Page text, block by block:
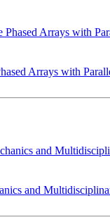
Arrays with
and